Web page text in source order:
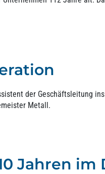
der Geschäftsleitung
Metall.
Jahren